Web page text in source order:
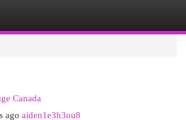
Canada
ago aiden1e3h3ou8